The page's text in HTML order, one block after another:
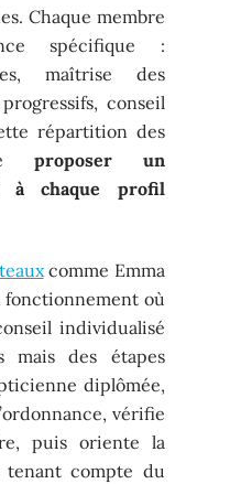
Chaque membre
spécifique :
maîtrise des
conseil
répartition des
proposer un
à chaque profil
comme Emma
fonctionnement où
individualisé
mais des étapes
diplômée,
vérifie
puis oriente la
tenant compte du